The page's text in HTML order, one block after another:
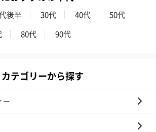
後半 30代 40代
50代
80代 90代
カテゴリーから探す
ー